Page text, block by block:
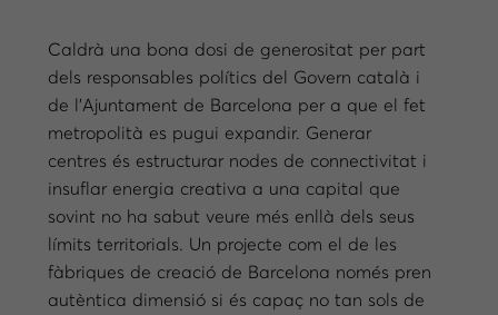
Caldrà una bona dosi de generositat per part
dels responsables polítics del Govern català i
de l’Ajuntament de Barcelona per a que el fet
metropolità es pugui expandir. Generar
centres és estructurar nodes de connectivitat i
insuflar energia creativa a una capital que
sovint no ha sabut veure més enllà dels seus
límits territorials. Un projecte com el de les
fàbriques de creació de Barcelona només pren
autèntica dimensió si és capaç no tan sols de